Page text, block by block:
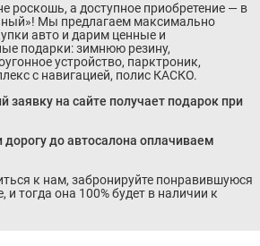
роскошь, а доступное приобретение — в
Мы предлагаем максимально
авто и дарим ценные и
подарки: зимнюю резину,
устройство, парктроник,
с навигацией, полис КАСКО.
заявку на сайте получает подарок при
до автосалона оплачиваем
к нам, забронируйте понравившуюся
и тогда она 100% будет в наличии к